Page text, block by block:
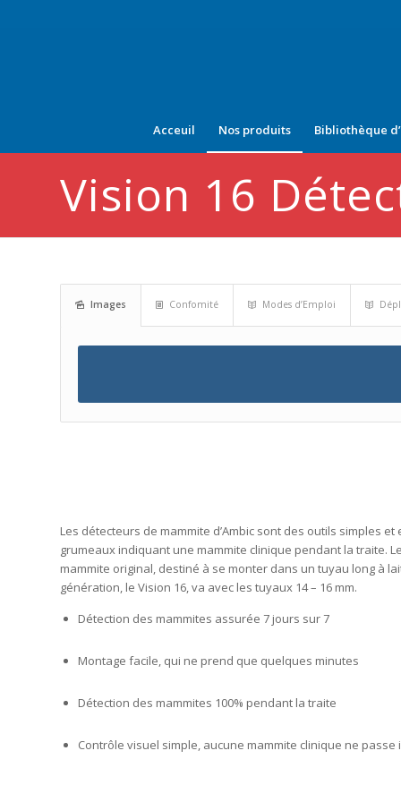
Acceuil Nos produits Bibliothèque
Vision 16
Images Confomité Modes d’Emploi
Les détecteurs de mammite d’Ambic sont des outils simples
grumeaux indiquant une mammite clinique pendant la traite.
mammite original, destiné à se monter dans un tuyau long à
génération, le Vision 16, va avec les tuyaux 14 – 16 mm.
Détection des mammites assurée 7 jours sur 7
Montage facile, qui ne prend que quelques minutes
Détection des mammites 100% pendant la traite
Contrôle visuel simple, aucune mammite clinique ne passe